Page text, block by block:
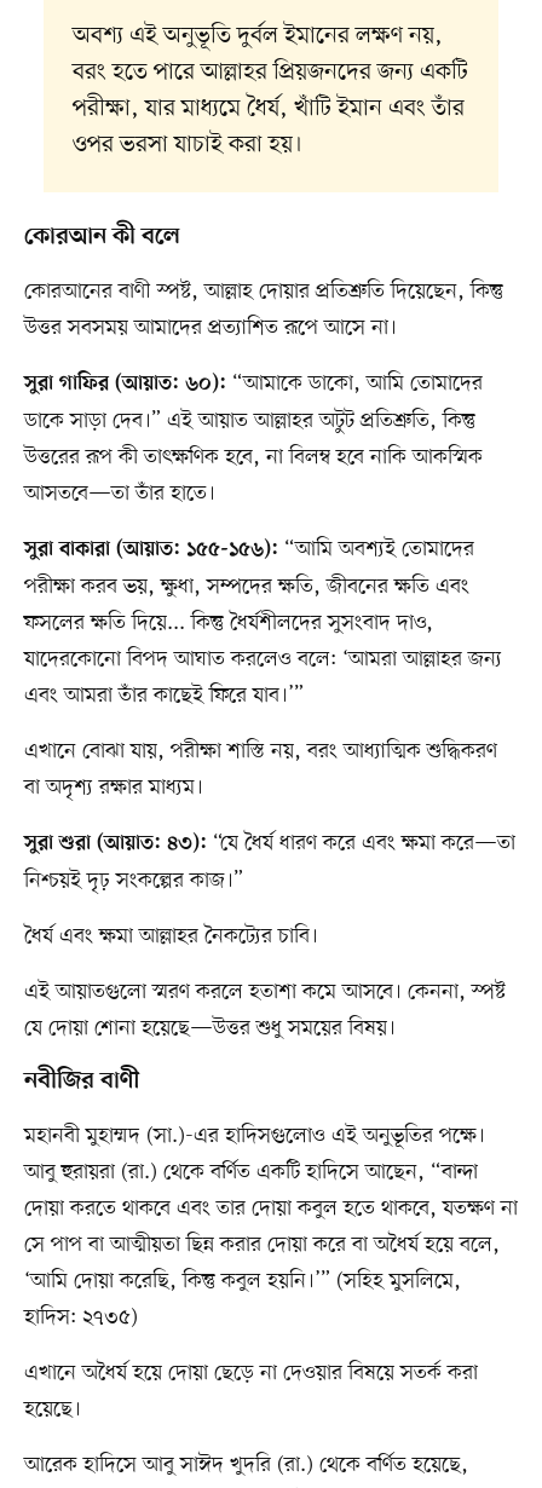
অবশ্য এই অনুভূতি দুর্বল ইমানের লক্ষণ নয়,
বরং হতে পারে আল্লাহর প্রিয়জনদের জন্য একটি
পরীক্ষা, যার মাধ্যমে ধৈর্য, খাঁটি ইমান এবং তাঁর
ওপর ভরসা যাচাই করা হয়।
কোরআন কী বলে
কোরআনের বাণী স্পষ্ট, আল্লাহ দোয়ার প্রতিশ্রুতি দিয়েছেন, কিন্তু
উত্তর সবসময় আমাদের প্রত্যাশিত রূপে আসে না।
সুরা গাফির (আয়াত: ৬০): “আমাকে ডাকো, আমি তোমাদের
ডাকে সাড়া দেব।” এই আয়াত আল্লাহর অটুট প্রতিশ্রুতি, কিন্তু
উত্তরের রূপ কী তাৎক্ষণিক হবে, না বিলম্ব হবে নাকি আকস্মিক
আসতবে—তা তাঁর হাতে।
সুরা বাকারা (আয়াত: ১৫৫-১৫৬): “আমি অবশ্যই তোমাদের
পরীক্ষা করব ভয়, ক্ষুধা, সম্পদের ক্ষতি, জীবনের ক্ষতি এবং
ফসলের ক্ষতি দিয়ে... কিন্তু ধৈর্যশীলদের সুসংবাদ দাও,
যাদেরকোনো বিপদ আঘাত করলেও বলে: ‘আমরা আল্লাহর জন্য
এবং আমরা তাঁর কাছেই ফিরে যাব।’”
এখানে বোঝা যায়, পরীক্ষা শাস্তি নয়, বরং আধ্যাত্মিক শুদ্ধিকরণ
বা অদৃশ্য রক্ষার মাধ্যম।
সুরা শুরা (আয়াত: ৪৩): “যে ধৈর্য ধারণ করে এবং ক্ষমা করে—তা
নিশ্চয়ই দৃঢ় সংকল্পের কাজ।”
ধৈর্য এবং ক্ষমা আল্লাহর নৈকট্যের চাবি।
এই আয়াতগুলো স্মরণ করলে হতাশা কমে আসবে। কেননা, স্পষ্ট
যে দোয়া শোনা হয়েছে—উত্তর শুধু সময়ের বিষয়।
নবীজির বাণী
মহানবী মুহাম্মদ (সা.)-এর হাদিসগুলোও এই অনুভূতির পক্ষে।
আবু হুরায়রা (রা.) থেকে বর্ণিত একটি হাদিসে আছেন, “বান্দা
দোয়া করতে থাকবে এবং তার দোয়া কবুল হতে থাকবে, যতক্ষণ না
সে পাপ বা আত্মীয়তা ছিন্ন করার দোয়া করে বা অধৈর্য হয়ে বলে,
‘আমি দোয়া করেছি, কিন্তু কবুল হয়নি।’” (সহিহ মুসলিমে,
হাদিস: ২৭৩৫)
এখানে অধৈর্য হয়ে দোয়া ছেড়ে না দেওয়ার বিষয়ে সতর্ক করা
হয়েছে।
আরেক হাদিসে আবু সাঈদ খুদরি (রা.) থেকে বর্ণিত হয়েছে,